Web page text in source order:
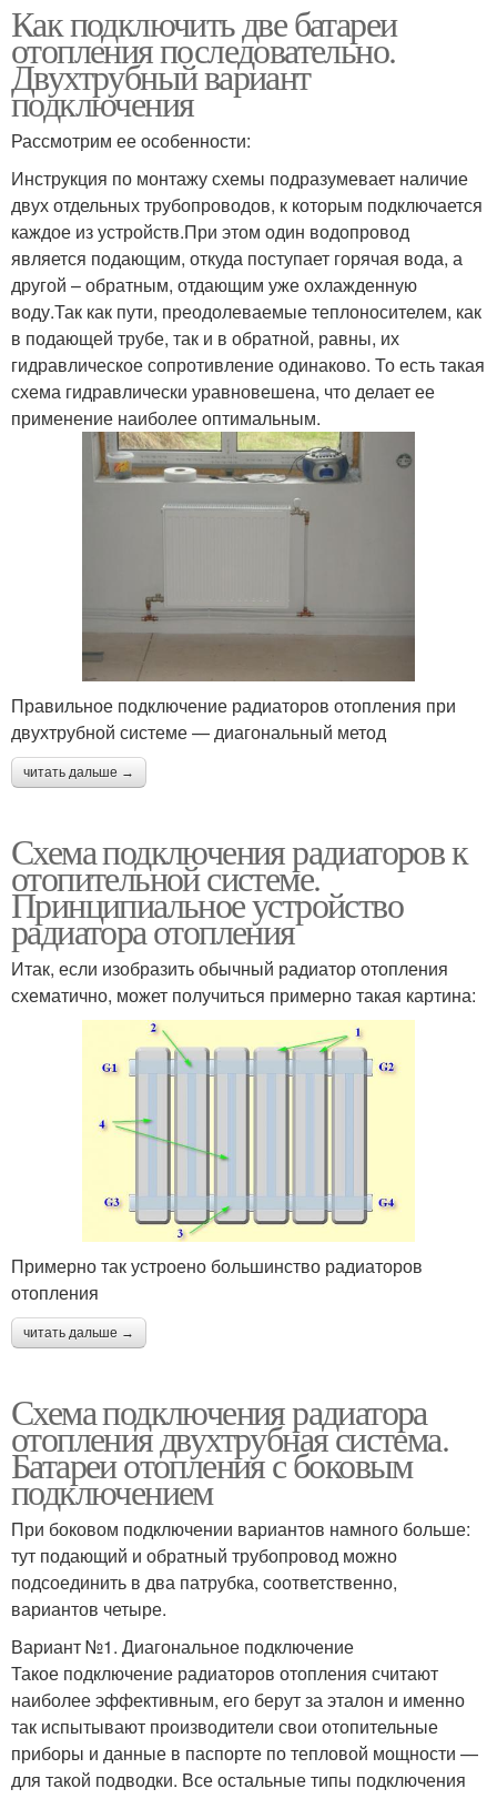
Как подключить две батареи
отопления последовательно.
Двухтрубный вариант
подключения
Рассмотрим ее особенности:
Инструкция по монтажу схемы подразумевает наличие
двух отдельных трубопроводов, к которым подключается
каждое из устройств.При этом один водопровод
является подающим, откуда поступает горячая вода, а
другой – обратным, отдающим уже охлажденную
воду.Так как пути, преодолеваемые теплоносителем, как
в подающей трубе, так и в обратной, равны, их
гидравлическое сопротивление одинаково. То есть такая
схема гидравлически уравновешена, что делает ее
применение наиболее оптимальным.
Правильное подключение радиаторов отопления при
двухтрубной системе — диагональный метод
читать дальше →
Схема подключения радиаторов к
отопительной системе.
Принципиальное устройство
радиатора отопления
Итак, если изобразить обычный радиатор отопления
схематично, может получиться примерно такая картина:
Примерно так устроено большинство радиаторов
отопления
читать дальше →
Схема подключения радиатора
отопления двухтрубная система.
Батареи отопления с боковым
подключением
При боковом подключении вариантов намного больше:
тут подающий и обратный трубопровод можно
подсоединить в два патрубка, соответственно,
вариантов четыре.
Вариант №1. Диагональное подключение
Такое подключение радиаторов отопления считают
наиболее эффективным, его берут за эталон и именно
так испытывают производители свои отопительные
приборы и данные в паспорте по тепловой мощности —
для такой подводки. Все остальные типы подключения